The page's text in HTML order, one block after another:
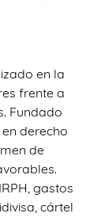
en la
frente a
Fundado
derecho
de
gastos
cártel